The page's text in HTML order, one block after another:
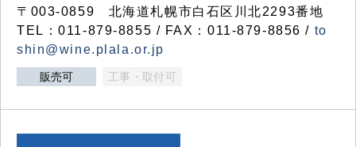
〒003-0859 北海道札幌市白石区川北2293番地
TEL：011-879-8855 / FAX：011-879-8856 / to
shin@wine.plala.or.jp
販売可 工事・取付可